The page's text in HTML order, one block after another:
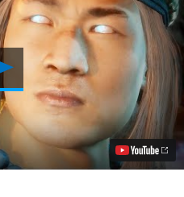
Reproducir
Mortal
Kombat
11:
Aftermath
Trae
una
Nueva